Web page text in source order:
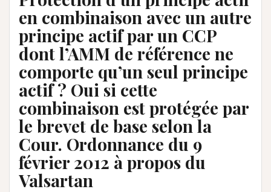
en combinaison avec un autre
principe actif par un CCP
dont l’AMM de référence ne
comporte qu’un seul principe
actif ? Oui si cette
combinaison est protégée par
le brevet de base selon la
Cour. Ordonnance du 9
février 2012 à propos du
Valsartan